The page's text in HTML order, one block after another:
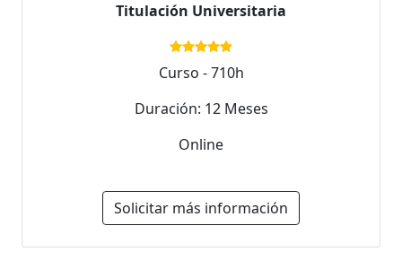
Titulación Universitaria
Curso - 710h
Duración: 12 Meses
Online
Solicitar más información